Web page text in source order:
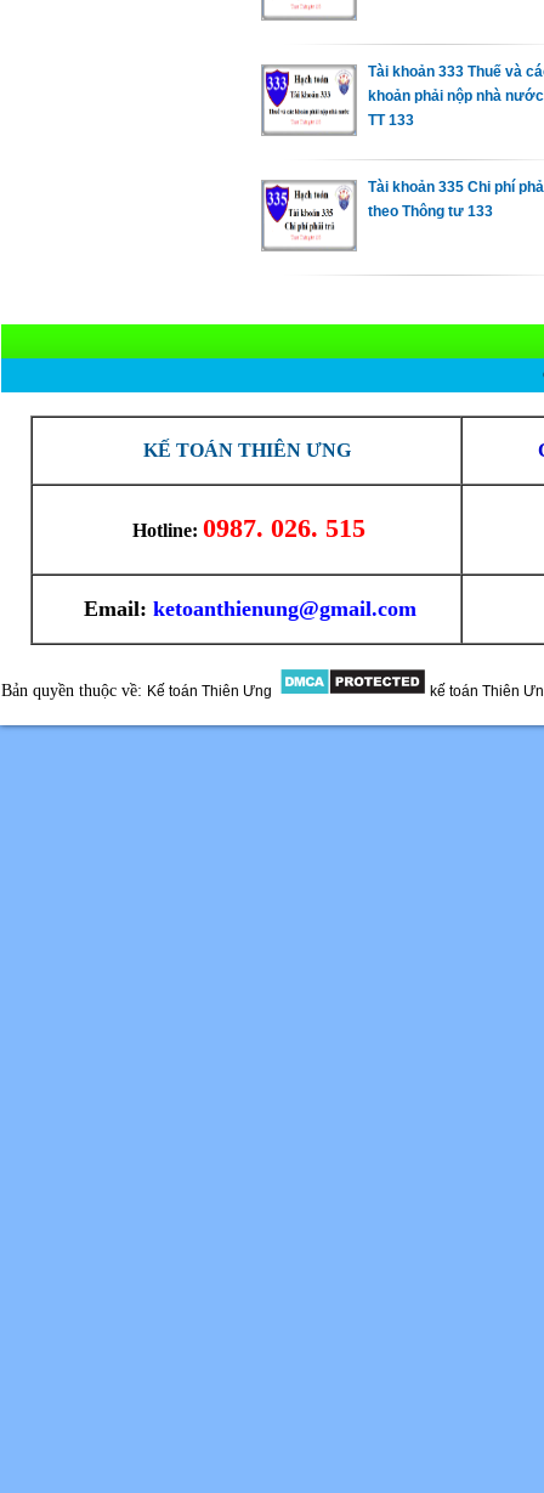
Tài khoản 333 Thuế và
khoản phải nộp nhà
TT 133
Tài khoản 335 Chi phí
theo Thông tư 133
KẾ TOÁN THIÊN ƯNG
Hotline: 0987. 026. 515
Email: ketoanthienung@gmail.com
Bản quyền thuộc về: Kế toán Thiên Ưng kế toán Thiên